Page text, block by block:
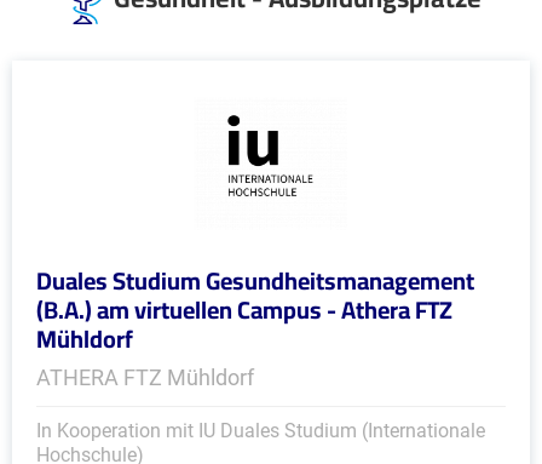
Duales Studium Gesundheitsmanagement
(B.A.) am virtuellen Campus - Athera FTZ
Mühldorf
ATHERA FTZ Mühldorf
In Kooperation mit IU Duales Studium (Internationale
Hochschule)